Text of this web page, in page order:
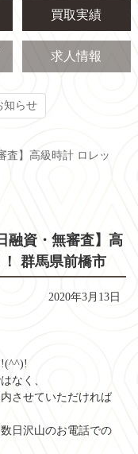
買取実績
求人情報
知らせ
】高級時計 ロレッ
資・無審査】高
群馬県前橋市
2020年3月13日
!(^^)!
なく、
させていただければ
日沢山のお電話での